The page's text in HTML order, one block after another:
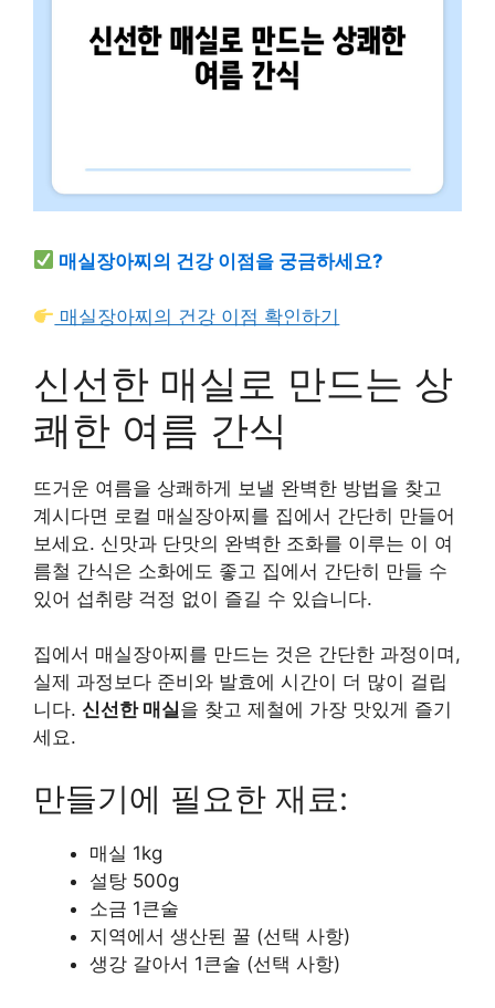
매실장아찌의 건강 이점을 궁금하세요?
매실장아찌의 건강 이점 확인하기
신선한 매실로 만드는 상
쾌한 여름 간식
뜨거운 여름을 상쾌하게 보낼 완벽한 방법을 찾고
계시다면 로컬 매실장아찌를 집에서 간단히 만들어
보세요. 신맛과 단맛의 완벽한 조화를 이루는 이 여
름철 간식은 소화에도 좋고 집에서 간단히 만들 수
있어 섭취량 걱정 없이 즐길 수 있습니다.
집에서 매실장아찌를 만드는 것은 간단한 과정이며,
실제 과정보다 준비와 발효에 시간이 더 많이 걸립
니다. 신선한 매실을 찾고 제철에 가장 맛있게 즐기
세요.
만들기에 필요한 재료:
매실 1kg
설탕 500g
소금 1큰술
지역에서 생산된 꿀 (선택 사항)
생강 갈아서 1큰술 (선택 사항)